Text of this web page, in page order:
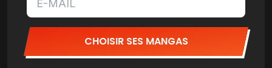
CHOISIR SES MANGAS